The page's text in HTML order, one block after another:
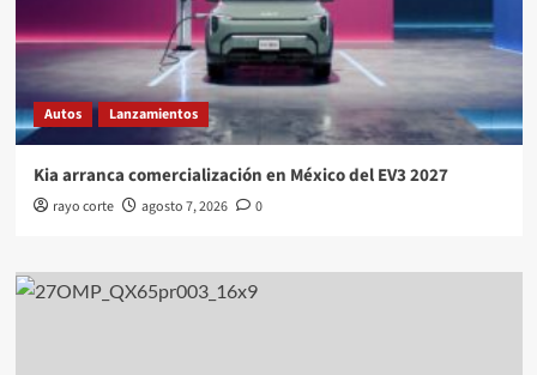
Autos Lanzamientos
Kia arranca comercialización en México del EV3 2027
rayo corte agosto 7, 2026 0